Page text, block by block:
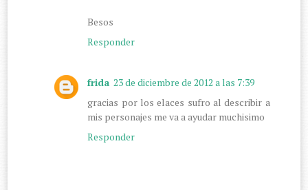
Besos
Responder
frida 23 de diciembre de 2012 a las 7:39
gracias por los elaces sufro al describir a
mis personajes me va a ayudar muchisimo
Responder